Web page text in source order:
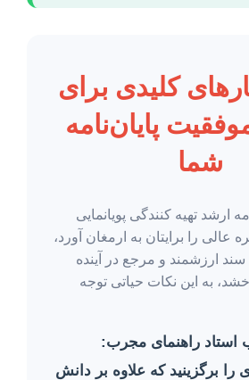
کلیدی برای
پایان‌نامه
شما
ارشد تهیه کنندگی پویانمایی
عالی را برایتان به ارمغان آورد،
سند ارزشمند و مرجع در آینده
به این نکات حیاتی توجه
استاد راهنمای مجرب:
را برگزینید که علاوه بر دانش